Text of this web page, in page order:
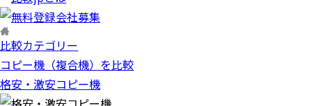
比較カテゴリー
コピー機（複合機）を比較
格安・激安コピー機